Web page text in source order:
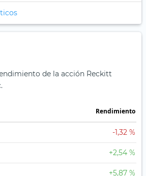
de la acción Reckitt
Rendimiento
-1,32 %
+2,54 %
+5,87 %